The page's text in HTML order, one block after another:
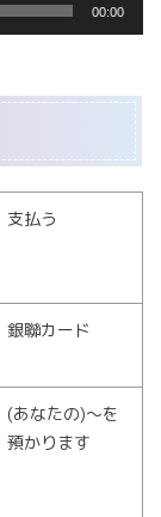
00:00
支払う
銀聯カード
(あなたの)〜を
預かります